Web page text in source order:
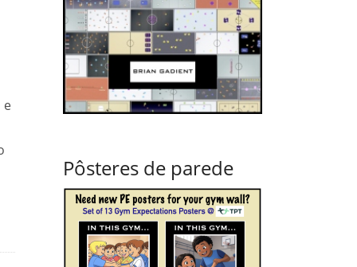
e
Pôsteres de parede